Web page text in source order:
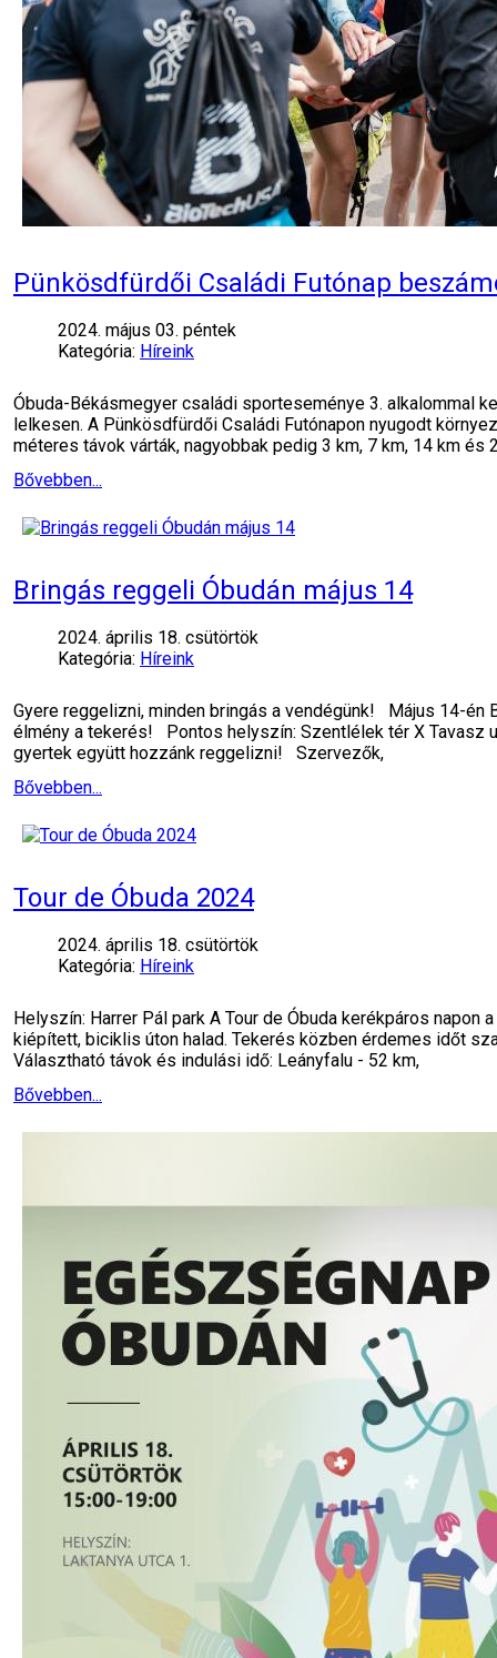
Pünkösdfürdői Családi Futónap
2024. május 03. péntek
Kategória: Híreink
Óbuda-Békásmegyer családi sporteseménye 3. alkalommal
lelkesen. A Pünkösdfürdői Családi Futónapon nyugodt
méteres távok várták, nagyobbak pedig 3 km, 7 km, 14 km és
Bővebben...
Bringás reggeli Óbudán május 14
2024. április 18. csütörtök
Kategória: Híreink
Gyere reggelizni, minden bringás a vendégünk! Május 14-én
élmény a tekerés!️ Pontos helyszín: Szentlélek tér X Tavasz
gyertek együtt hozzánk reggelizni! Szervezők,
Bővebben...
Tour de Óbuda 2024
2024. április 18. csütörtök
Kategória: Híreink
Helyszín: Harrer Pál park A Tour de Óbuda kerékpáros
kiépített, biciklis úton halad. Tekerés közben érdemes időt
Választható távok és indulási idő: Leányfalu - 52 km,
Bővebben...